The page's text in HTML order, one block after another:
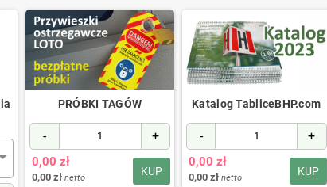
PRÓBKI TAGÓW
- +
KUP
0,00 zł
0,00 zł netto
Katalog TabliceBHP.com
- +
KUP
0,00 zł
0,00 zł netto